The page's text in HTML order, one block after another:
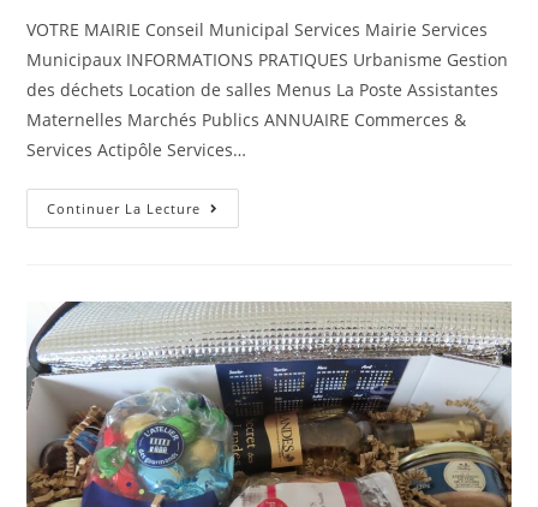
VOTRE MAIRIE Conseil Municipal Services Mairie Services
Municipaux INFORMATIONS PRATIQUES Urbanisme Gestion
des déchets Location de salles Menus La Poste Assistantes
Maternelles Marchés Publics ANNUAIRE Commerces &
Services Actipôle Services…
Continuer La Lecture